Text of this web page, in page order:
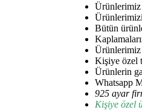
Ürünlerimiz
Bütün
Ürünlerimiz
Kişiye özel
Ürünlerin
Whatsapp
925 ayar
Kişiye özel